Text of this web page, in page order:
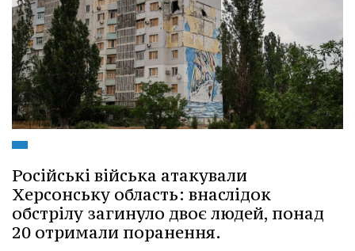
Російські війська атакували
Херсонську область: внаслідок
обстрілу загинуло двоє людей, понад
20 отримали поранення.